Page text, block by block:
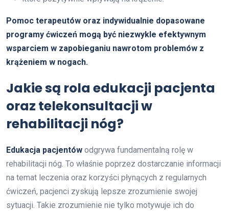
Pomoc terapeutów oraz indywidualnie dopasowane
programy ćwiczeń mogą być niezwykle efektywnym
wsparciem w zapobieganiu nawrotom problemów z
krążeniem w nogach.
Jakie są rola edukacji pacjenta
oraz telekonsultacji w
rehabilitacji nóg?
Edukacja pacjentów odgrywa fundamentalną rolę w
rehabilitacji nóg. To właśnie poprzez dostarczanie informacji
na temat leczenia oraz korzyści płynących z regularnych
ćwiczeń, pacjenci zyskują lepsze zrozumienie swojej
sytuacji. Takie zrozumienie nie tylko motywuje ich do